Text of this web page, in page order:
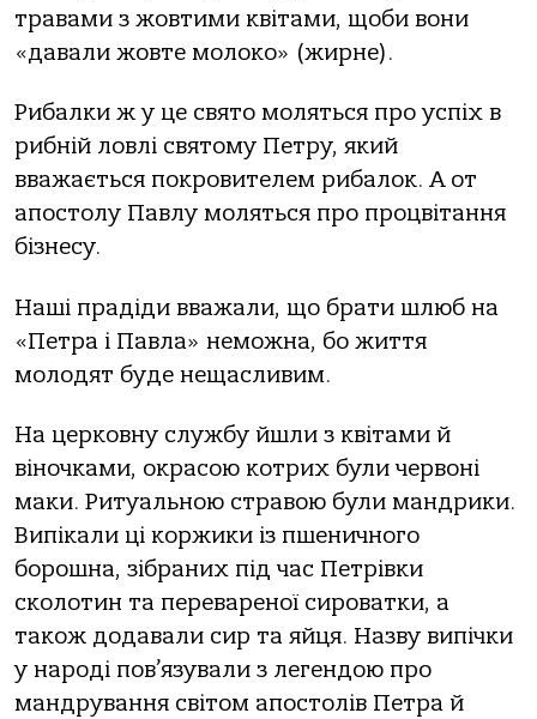
травами з жовтими квітами, щоби вони
«давали жовте молоко» (жирне).
Рибалки ж у це свято моляться про успіх в
рибній ловлі святому Петру, який
вважається покровителем рибалок. А от
апостолу Павлу моляться про процвітання
бізнесу.
Наші прадіди вважали, що брати шлюб на
«Петра і Павла» неможна, бо життя
молодят буде нещасливим.
На церковну службу йшли з квітами й
віночками, окрасою котрих були червоні
маки. Ритуальною стравою були мандрики.
Випікали ці коржики із пшеничного
борошна, зібраних під час Петрівки
сколотин та перевареної сироватки, а
також додавали сир та яйця. Назву випічки
у народі пов’язували з легендою про
мандрування світом апостолів Петра й